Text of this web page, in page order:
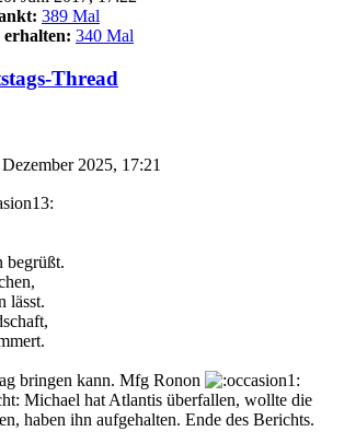
389 Mal
erhalten: 340 Mal
Thread
2025, 17:21
begrüßt.
lässt.
bringen kann. Mfg Ronon
Michael hat Atlantis überfallen, wollte die
haben ihn aufgehalten. Ende des Berichts.